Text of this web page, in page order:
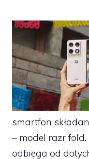
smartfon
– model razr
odbiega od